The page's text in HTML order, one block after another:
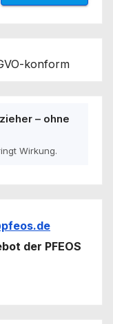
konform
– ohne
Wirkung.
der PFEOS